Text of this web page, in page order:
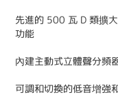
先進的 500 瓦 D 類擴
功能
內建主動式立體聲分頻
可調和切換的低音增強